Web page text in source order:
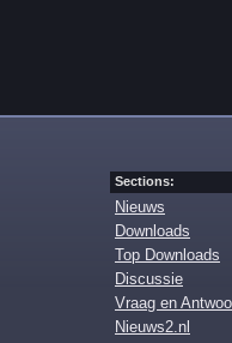
Sections:
Nieuws
Downloads
Top Downloads
Discussie
Vraag en
Nieuws2.nl